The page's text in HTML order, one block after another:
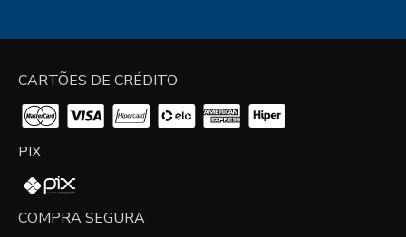
CARTÕES DE CRÉDITO
PIX
COMPRA SEGURA